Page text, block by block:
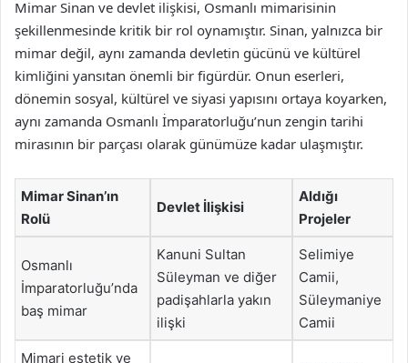
Mimar Sinan ve devlet ilişkisi, Osmanlı mimarisinin
şekillenmesinde kritik bir rol oynamıştır. Sinan, yalnızca bir
mimar değil, aynı zamanda devletin gücünü ve kültürel
kimliğini yansıtan önemli bir figürdür. Onun eserleri,
dönemin sosyal, kültürel ve siyasi yapısını ortaya koyarken,
aynı zamanda Osmanlı İmparatorluğu’nun zengin tarihi
mirasının bir parçası olarak günümüze kadar ulaşmıştır.
Mimar Sinan’ın
Rolü
Devlet İlişkisi
Aldığı
Projeler
Osmanlı
İmparatorluğu’nda
baş mimar
Kanuni Sultan
Süleyman ve diğer
padişahlarla yakın
ilişki
Selimiye
Camii,
Süleymaniye
Camii
Mimari estetik ve